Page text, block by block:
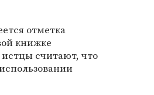
отметка
книжке
истцы считают, что